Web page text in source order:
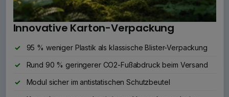
Innovative Karton-Verpackung
95 % weniger Plastik als klassische Blister-Verpackung
Rund 90 % geringerer CO2-Fußabdruck beim Versand
Modul sicher im antistatischen Schutzbeutel